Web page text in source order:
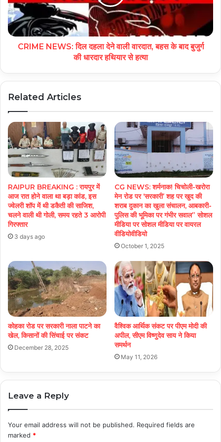
CRIME NEWS: दिल दहला देने वाली वारदात, बहस के बाद बुजुर्ग
की धारदार हथियार से हत्या
Related Articles
RAIPUR BREAKING : रायपुर में
आज रात होने वाला था बड़ा कांड, इस
ज्वेलरी शॉप में थी डकैती की साजिश,
चलने वाली थी गोली, समय रहते 3 आरोपी
गिरफ्तार
3 days ago
CG NEWS: शर्मनाक! चिचोली-खरोरा
मेन रोड पर ‘सरकारी’ शह पर खुद की
शराब दुकान का खुला संचालन, आबकारी-
पुलिस की भूमिका पर गंभीर सवाल” सोशल
मीडिया पर सोशल मीडिया पर वायरल
वीडियोवीडियो
October 1, 2025
कोहका रोड पर सरकारी नाला पाटने का
खेल, किसानों की सिंचाई पर संकट
December 28, 2025
वैश्विक आर्थिक संकट पर पीएम मोदी की
अपील, सीएम विष्णुदेव साय ने किया
समर्थन
May 11, 2026
Leave a Reply
Your email address will not be published. Required fields are
marked *